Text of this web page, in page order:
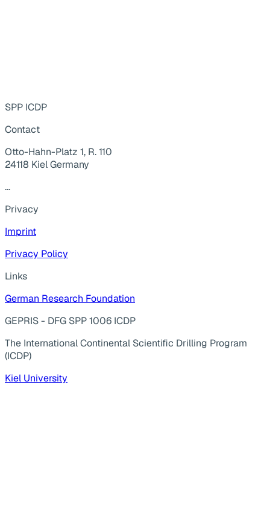
SPP ICDP
Contact
Otto-Hahn-Platz 1, R. 110
24118 Kiel Germany
...
Privacy
Imprint
Privacy Policy
Links
German Research Foundation
GEPRIS - DFG SPP 1006 ICDP
The International Continental Scientific Drilling Program
(ICDP)
Kiel University